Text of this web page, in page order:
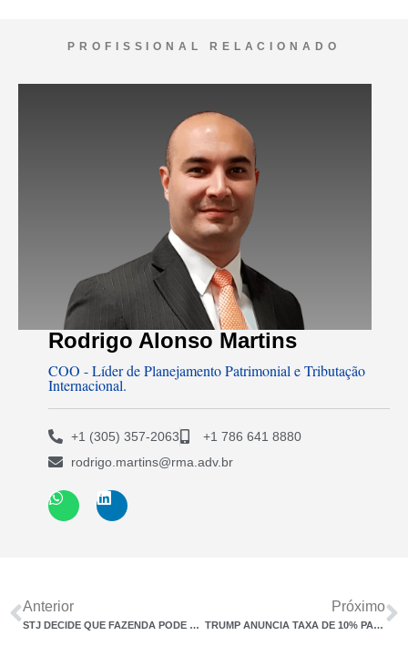
PROFISSIONAL RELACIONADO
Rodrigo Alonso Martins
COO - Líder de Planejamento Patrimonial e Tributação
Internacional.
+1 (305) 357-2063
+1 786 641 8880
rodrigo.martins@rma.adv.br
Anterior
STJ DECIDE QUE FAZENDA PODE ARBITRAR BASE DE CÁLCULO DO ITCMD
Próximo
TRUMP ANUNCIA TAXA DE 10% PARA PRODUTOS BRASILEIROS